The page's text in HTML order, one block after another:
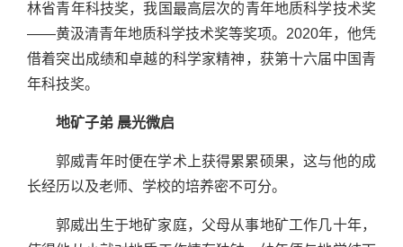
林省青年科技奖，我国最高层次的青年地质科学技术奖
——黄汲清青年地质科学技术奖等奖项。2020年，他凭
借着突出成绩和卓越的科学家精神，获第十六届中国青
年科技奖。
地矿子弟 晨光微启
郭威青年时便在学术上获得累累硕果，这与他的成
长经历以及老师、学校的培养密不可分。
郭威出生于地矿家庭，父母从事地矿工作几十年，